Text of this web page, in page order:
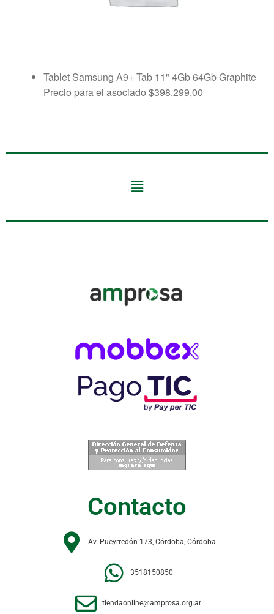
Tablet Samsung A9+ Tab 11" 4Gb 64Gb Graphite
Precio para el asociado $398.299,00
Contacto
Av. Pueyrredón 173, Córdoba, Córdoba
3518150850
tiendaonline@amprosa.org.ar